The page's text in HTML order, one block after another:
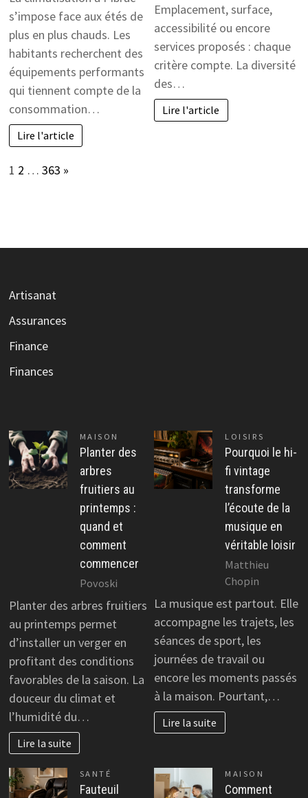
s’impose face aux étés de
plus en plus chauds. Les
habitants recherchent des
équipements performants
qui tiennent compte de la
consommation…
Lire l'article
Emplacement, surface,
accessibilité ou encore
services proposés : chaque
critère compte. La diversité
des…
Lire l'article
Page:
1 2 … 363 Next
»
Artisanat
Assurances
Finance
Finances
MAISON
Planter des
arbres
fruitiers au
printemps :
quand et
comment
commencer
Povoski
Planter des arbres fruitiers
au printemps permet
d’installer un verger en
profitant des conditions
favorables de la saison. La
douceur du climat et
l’humidité du…
Lire la suite
LOISIRS
Pourquoi le hi-
fi vintage
transforme
l’écoute de la
musique en
véritable loisir
Matthieu
Chopin
La musique est partout. Elle
accompagne les trajets, les
séances de sport, les
journées de travail ou
encore les moments passés
à la maison. Pourtant,…
Lire la suite
SANTÉ
Fauteuil
MAISON
Comment